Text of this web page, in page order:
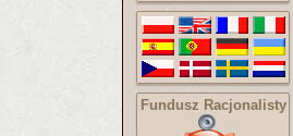
Fundusz Racjonalisty